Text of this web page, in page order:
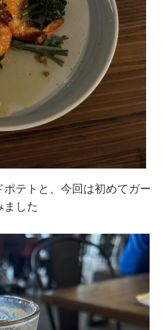
テトと、今回は初めてガー
ました